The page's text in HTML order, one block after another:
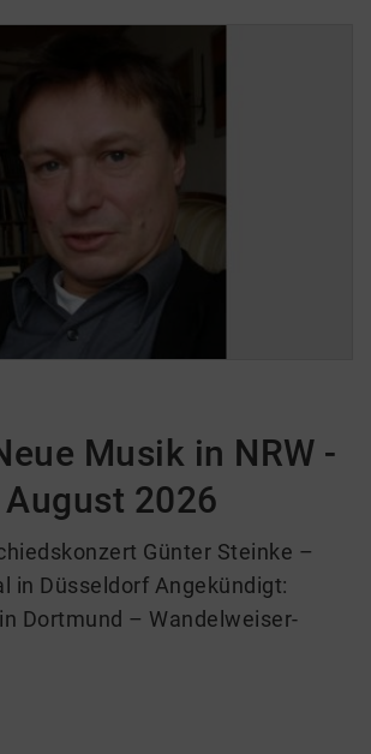
Musik in NRW -
2026
Günter Steinke –
in Düsseldorf Angekündigt:
Dortmund – Wandelweiser-